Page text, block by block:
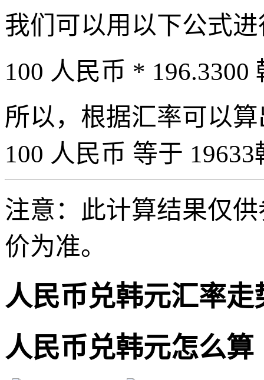
我们可以用以下公式
100 人民币 * 196.3300
所以，根据汇率可以
100 人民币 等于
注意：此计算结果仅
价为准。
人民币兑韩元汇率走
人民币兑韩元怎么算